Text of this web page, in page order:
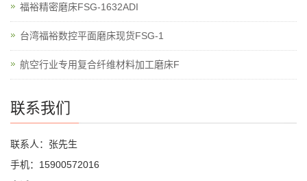
福裕精密磨床FSG-1632ADI
台湾福裕数控平面磨床现货FSG-1
航空行业专用复合纤维材料加工磨床F
联系我们
联系人：张先生
手机：15900572016